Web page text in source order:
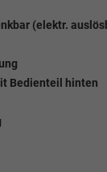
(elektr.
Bedienteil hinten